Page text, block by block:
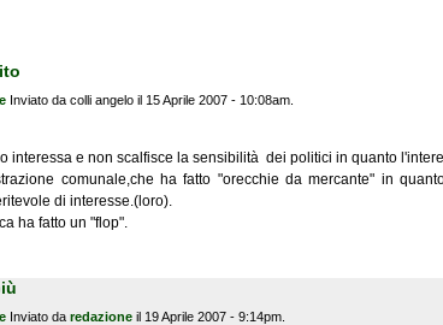
Inviato da colli angelo il 15 Aprile 2007 - 10:08am.
interessa e non scalfisce la sensibilità dei politici in quanto
comunale,che ha fatto "orecchie da mercante" in
di interesse.(loro).
ha fatto un "flop".
Inviato da redazione il 19 Aprile 2007 - 9:14pm.